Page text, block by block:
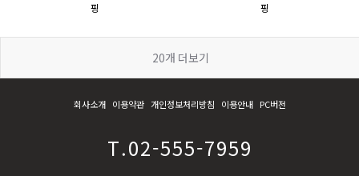
핑
핑
20개 더보기
회사소개 이용약관 개인정보처리방침 이용안내 PC버전
T.02-555-7959